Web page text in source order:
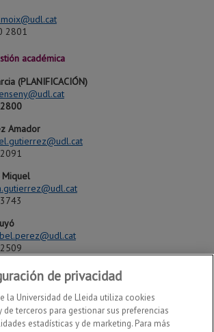
2801
académica
(PLANIFICACIÓN)
Amador
Miquel
de privacidad
la Universidad de Lleida utiliza cookies
de terceros para gestionar sus preferencias
estadísticas y de marketing. Para más